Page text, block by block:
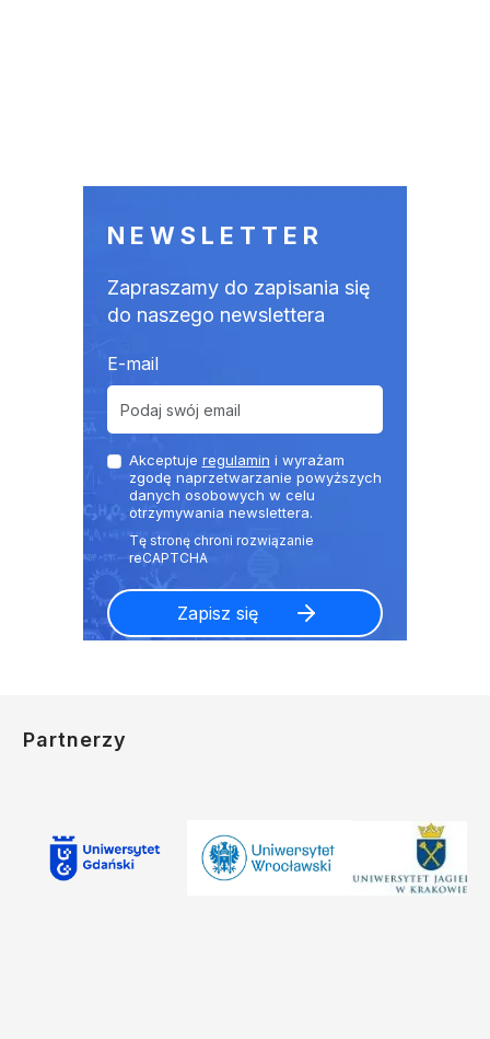
NEWSLETTER
Zapraszamy do zapisania się
do naszego newslettera
E-mail
Akceptuje regulamin i wyrażam
zgodę naprzetwarzanie powyższych
danych osobowych w celu
otrzymywania newslettera.
Partnerzy